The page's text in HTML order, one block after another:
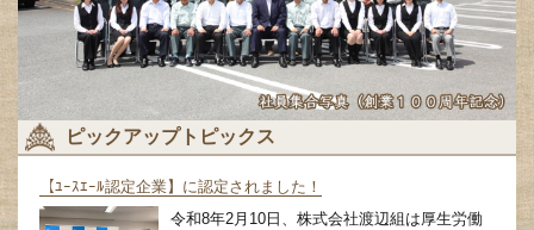
ピックアップトピックス
【ﾕｰｽｴｰﾙ認定企業】に認定されました！
令和8年2月10日、株式会社渡辺組は厚生労働